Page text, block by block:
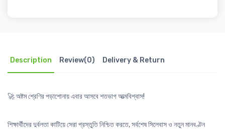
Description Review(0) Delivery & Return
🚀 অষ্টম শ্রেণির পড়াশোনায় এবার আসবে শতভাগ আত্মবিশ্বাস!
শিক্ষার্থীদের দুর্বলতা কাটিয়ে সেরা প্রস্তুতি নিশ্চিত করতে, সর্বশেষ সিলেবাস ও নতুন মানবণ্টন